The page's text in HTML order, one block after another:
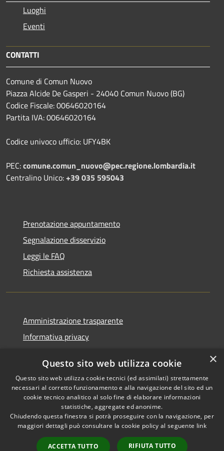
Luoghi
Eventi
CONTATTI
Comune di Comun Nuovo
Piazza Alcide De Gasperi - 24040 Comun Nuovo (BG)
Codice Fiscale: 00646020164
Partita IVA: 00646020164
Codice univoco ufficio: UFY4BK
PEC:comune.comun_nuovo@pec.regione.lombardia.it
Centralino Unico:+39 035 595043
Prenotazione appuntamento
Segnalazione disservizio
Leggi le FAQ
Richiesta assistenza
Amministrazione trasparente
Informativa privacy
Dichiarazione di accessibilità
RSS
Accessibilità
Copyright © 2026 • Comune di
Comun Nuovo • Powered by
Municipium•
Accesso
×
Questo sito web utilizza cookie
Questo sito web utilizza cookie tecnici (ed assimilati) strettamente
necessari al corretto funzionamento e alla navigazione del sito ed un
cookie tecnico analitico al solo fine di elaborare informazioni
statistiche, aggregate ed anonime.
Chiudendo questa finestra si potrà proseguire con la navigazione, per
maggiori dettagli può consultare la cookie policy al seguente link
ACCETTA TUTTO RIFIUTA TUTTO